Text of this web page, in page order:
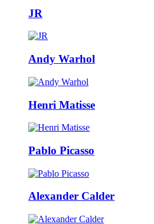
JR
Andy Warhol
Henri Matisse
Pablo Picasso
Alexander Calder